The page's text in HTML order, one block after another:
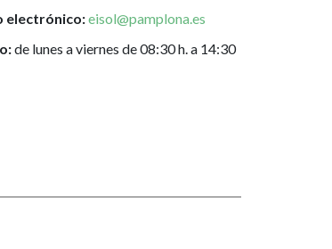
electrónico:eisol@pamplona.es
de lunes a viernes de 08:30 h. a 14:30